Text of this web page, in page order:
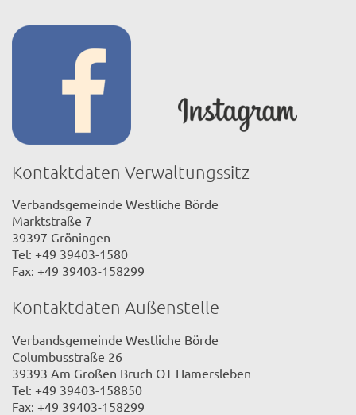
Kontaktdaten Verwaltungssitz
Verbandsgemeinde Westliche Börde
Marktstraße 7
39397 Gröningen
Tel: +49 39403-1580
Fax: +49 39403-158299
Kontaktdaten Außenstelle
Verbandsgemeinde Westliche Börde
Columbusstraße 26
39393 Am Großen Bruch OT Hamersleben
Tel: +49 39403-158850
Fax: +49 39403-158299